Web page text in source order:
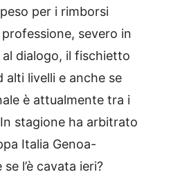
per i rimborsi
severo in
dialogo, il fischietto
livelli e anche se
è attualmente tra i
stagione ha arbitrato
Italia Genoa-
l’è cavata ieri?